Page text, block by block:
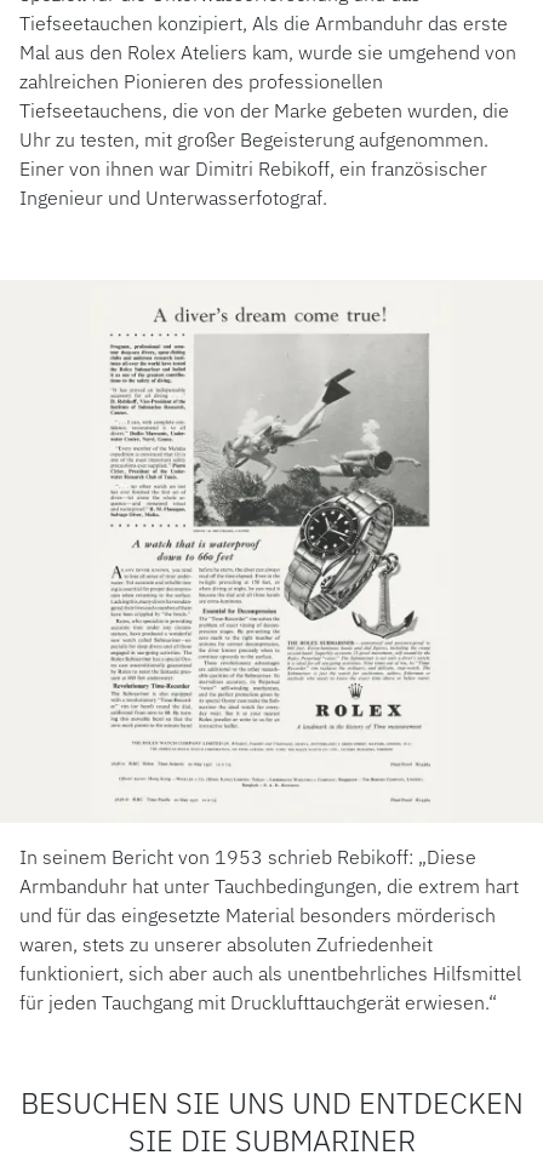
Tiefseetauchen konzipiert, Als die Armbanduhr das erste
Mal aus den Rolex Ateliers kam, wurde sie umgehend von
zahlreichen Pionieren des professionellen
Tiefseetauchens, die von der Marke gebeten wurden, die
Uhr zu testen, mit großer Begeisterung aufgenommen.
Einer von ihnen war Dimitri Rebikoff, ein französischer
Ingenieur und Unterwasserfotograf.
In seinem Bericht von 1953 schrieb Rebikoff: „Diese
Armbanduhr hat unter Tauchbedingungen, die extrem hart
und für das eingesetzte Material besonders mörderisch
waren, stets zu unserer absoluten Zufriedenheit
funktioniert, sich aber auch als unentbehrliches Hilfsmittel
für jeden Tauchgang mit Drucklufttauchgerät erwiesen.“
BESUCHEN SIE UNS UND ENTDECKEN
SIE DIE SUBMARINER